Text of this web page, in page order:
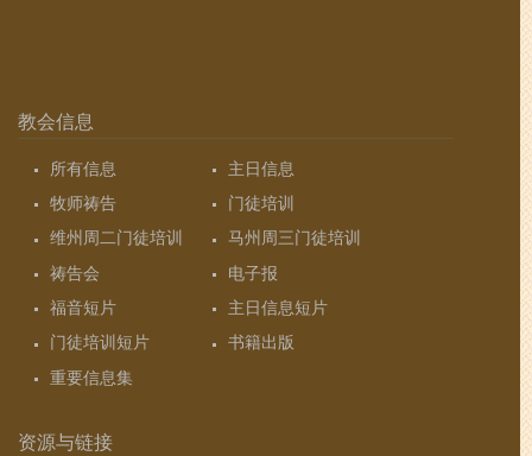
教会信息
所有信息
主日信息
牧师祷告
门徒培训
维州周二门徒培训
马州周三门徒培训
祷告会
电子报
福音短片
主日信息短片
门徒培训短片
书籍出版
重要信息集
资源与链接